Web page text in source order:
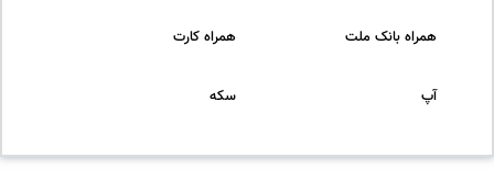
همراه کارت همراه بانک ملت
سکه آپ